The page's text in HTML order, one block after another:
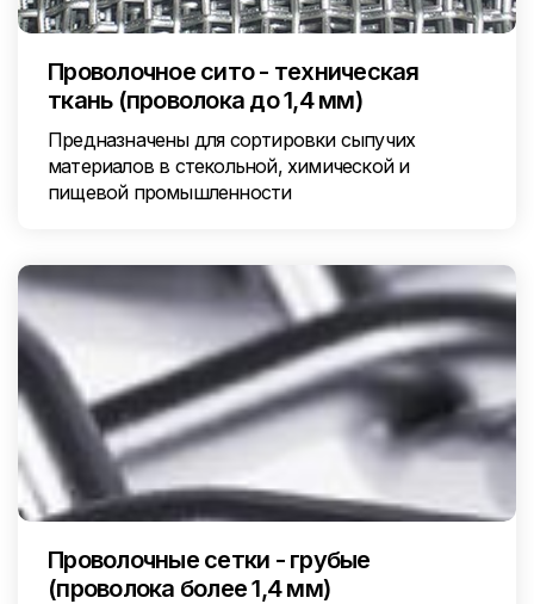
Проволочное сито - техническая
ткань (проволока до 1,4 мм)
Предназначены для сортировки сыпучих
материалов в стекольной, химической и
пищевой промышленности
Проволочные сетки - грубые
(проволока более 1,4 мм)